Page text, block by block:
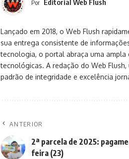
Por Editorial Web Flush
Lançado em 2018, o Web Flush
sua entrega consistente de
tecnologia, o portal abraça uma
tecnológicas. A redação do Web
padrão de integridade e excelência
ANTERIOR
2ª parcela de 2025:
feira (23)